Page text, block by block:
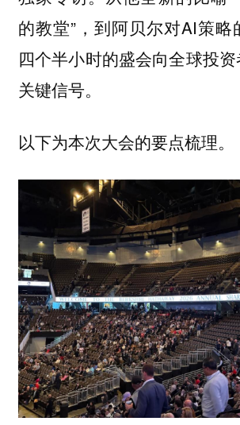
的教堂”，到阿贝尔对AI策略
四个半小时的盛会向全球投
关键信号。
以下为本次大会的要点梳理。